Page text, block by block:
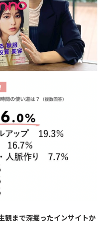
観まで深掘ったインサイトか